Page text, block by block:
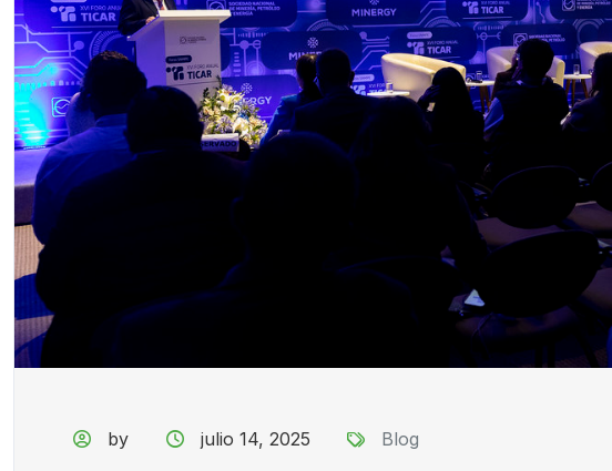
by julio 14, 2025 Blog